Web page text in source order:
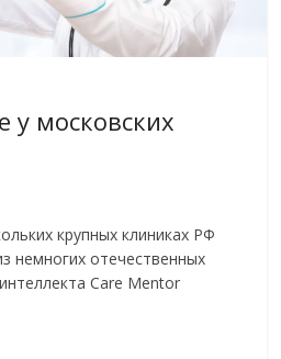
у московских
крупных клиниках РФ
немногих отечественных
Care Mentor